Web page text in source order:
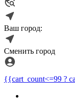
Ваш город:
Сменить город
{{cart_count<=99 ?